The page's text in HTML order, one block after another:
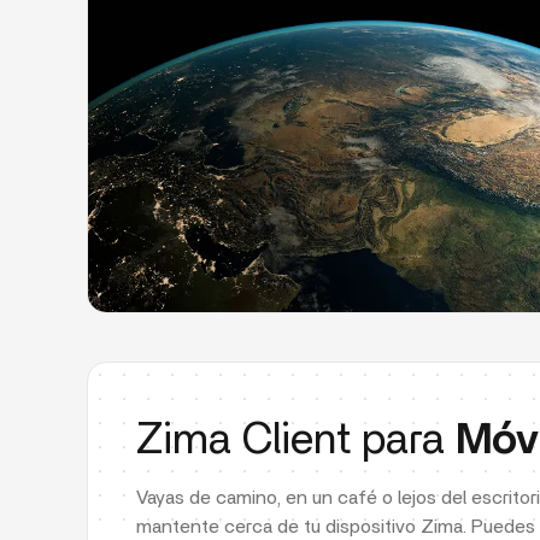
Zima Client para
Vayas de camino, en un café o lejos del
mantente cerca de tu dispositivo Zima. Puedes